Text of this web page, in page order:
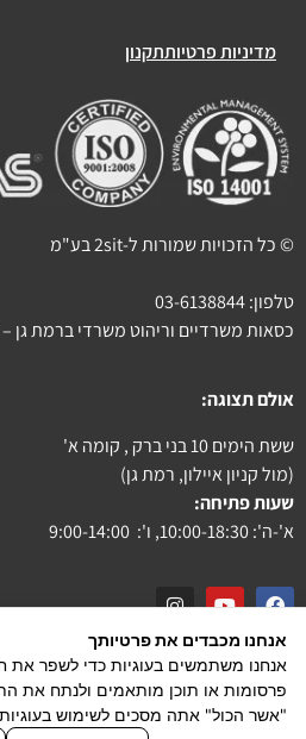
מדיניות פרטיותתקנון
© כל הזכויות שמורות ל-2sit בע"מ
טלפון:03-6138844
כסאות משרדיים וריהוט משרדי ברמת גן –
אולם תצוגה:
ששת הימים 10 בני ברק , קומה א'
(מול קניון איילון, רמת גן)
שעות פתיחה:
א'-ה': 10:00-18:30, ו': 9:00-14:00
צור קשר
הצהרת נגישות
אנחנו מכבדים את פרטיותך
אנחנו משתמשים בעוגיות כדי לשפר את
פרסומות או תוכן מותאמים ולנתח את
"אשר הכול" אתה מסכים לשימוש